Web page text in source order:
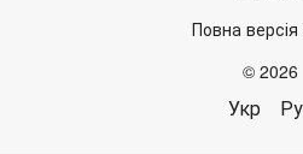
Повна
© 2026
Укр